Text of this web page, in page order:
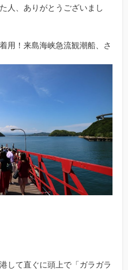
人、ありがとうございまし
用！来島海峡急流観潮船、さ
して直ぐに頭上で「ガラガラ